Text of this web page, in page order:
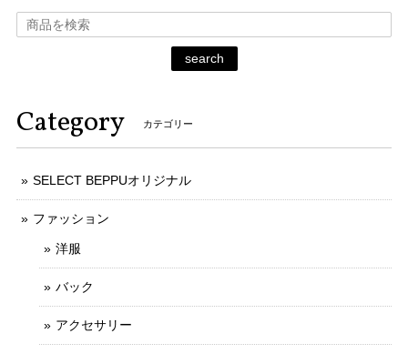
search
Category カテゴリー
SELECT BEPPUオリジナル
ファッション
洋服
バック
アクセサリー